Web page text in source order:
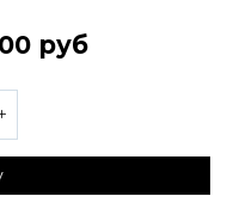
руб